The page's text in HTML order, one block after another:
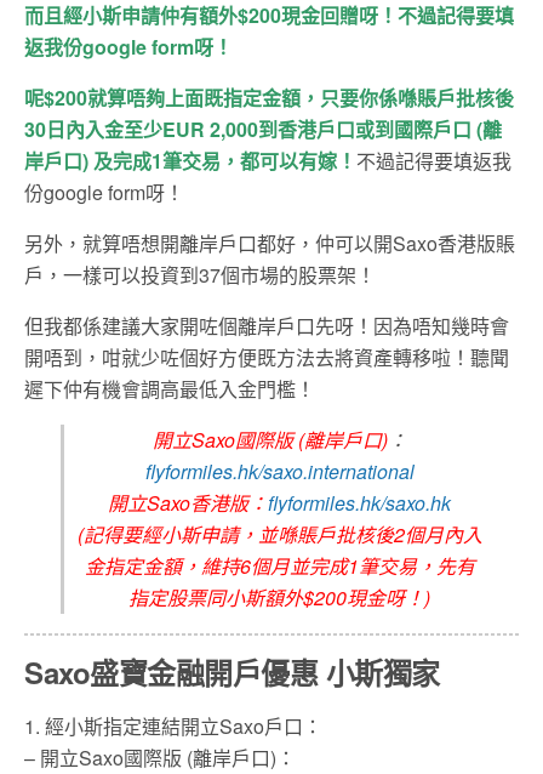
而且經小斯申請仲有額外$200現金回贈呀！不過記得要填
返我份google form呀！
呢$200就算唔夠上面既指定金額，只要你係喺賬戶批核後
30日內入金至少EUR 2,000到香港戶口或到國際戶口 (離
岸戶口) 及完成1筆交易，都可以有嫁！ 不過記得要填返我
份google form呀！
另外，就算唔想開離岸戶口都好，仲可以開Saxo香港版賬
戶，一樣可以投資到37個市場的股票架！
但我都係建議大家開咗個離岸戶口先呀！因為唔知幾時會
開唔到，咁就少咗個好方便既方法去將資產轉移啦！聽聞
遲下仲有機會調高最低入金門檻！
開立Saxo國際版 (離岸戶口)：
flyformiles.hk/saxo.international
開立Saxo香港版：flyformiles.hk/saxo.hk
(記得要經小斯申請，並喺賬戶批核後2個月內入
金指定金額，維持6個月並完成1筆交易，先有
指定股票同小斯額外$200現金呀！)
Saxo盛寶金融開戶優惠 小斯獨家
1. 經小斯指定連結開立Saxo戶口：
– 開立Saxo國際版 (離岸戶口)：